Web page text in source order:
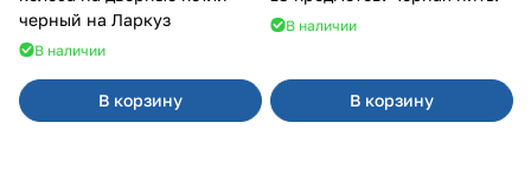
черный на Ларкуз
В наличии
В корзину
В наличии
В корзину